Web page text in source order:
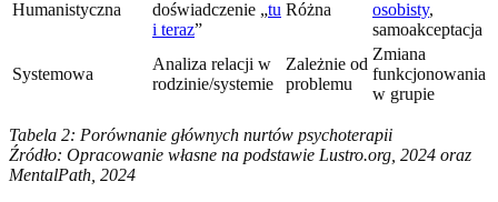
Humanistyczna doświadczenie „tu
i teraz”
Różna osobisty,
samoakceptacja
Systemowa
Analiza relacji w
rodzinie/systemie
Zależnie od
problemu
Zmiana
funkcjonowania
w grupie
Tabela 2: Porównanie głównych nurtów psychoterapii
Źródło: Opracowanie własne na podstawie Lustro.org, 2024 oraz
MentalPath, 2024